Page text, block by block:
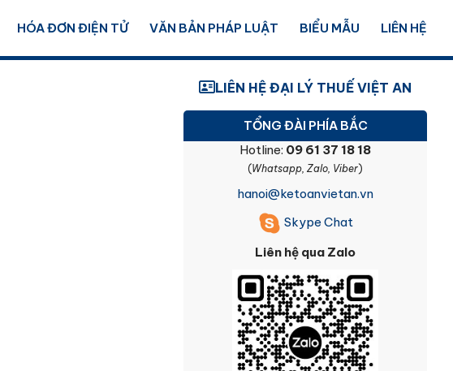
HÓA ĐƠN ĐIỆN TỬ VĂN BẢN PHÁP LUẬT BIỂU MẪU LIÊN HỆ
LIÊN HỆ ĐẠI LÝ THUẾ VIỆT AN
TỔNG ĐÀI PHÍA BẮC
Hotline: 09 61 37 18 18
(Whatsapp, Zalo, Viber)
hanoi@ketoanvietan.vn
Skype Chat
Liên hệ qua Zalo